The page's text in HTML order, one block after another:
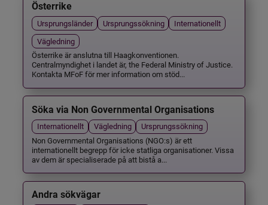
Österrike
Ursprungsländer Ursprungssökning
Internationellt
Vägledning
Österrike är anslutna till Haagkonventionen.
Centralmyndighet i landet är, the Federal Ministry of Justice.
Kontakta MFoF för mer information om stöd...
Söka via Non Governmental Organisations
Internationellt Vägledning
Ursprungssökning
Non Governmental Organisations (NGO:s) är ett
internationellt begrepp för icke statliga organisationer. Vissa
av dem är specialiserade på att bistå a...
Andra sökvägar